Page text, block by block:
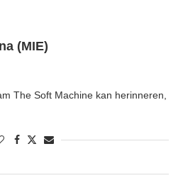
(MIE)
The Soft Machine kan herinneren,